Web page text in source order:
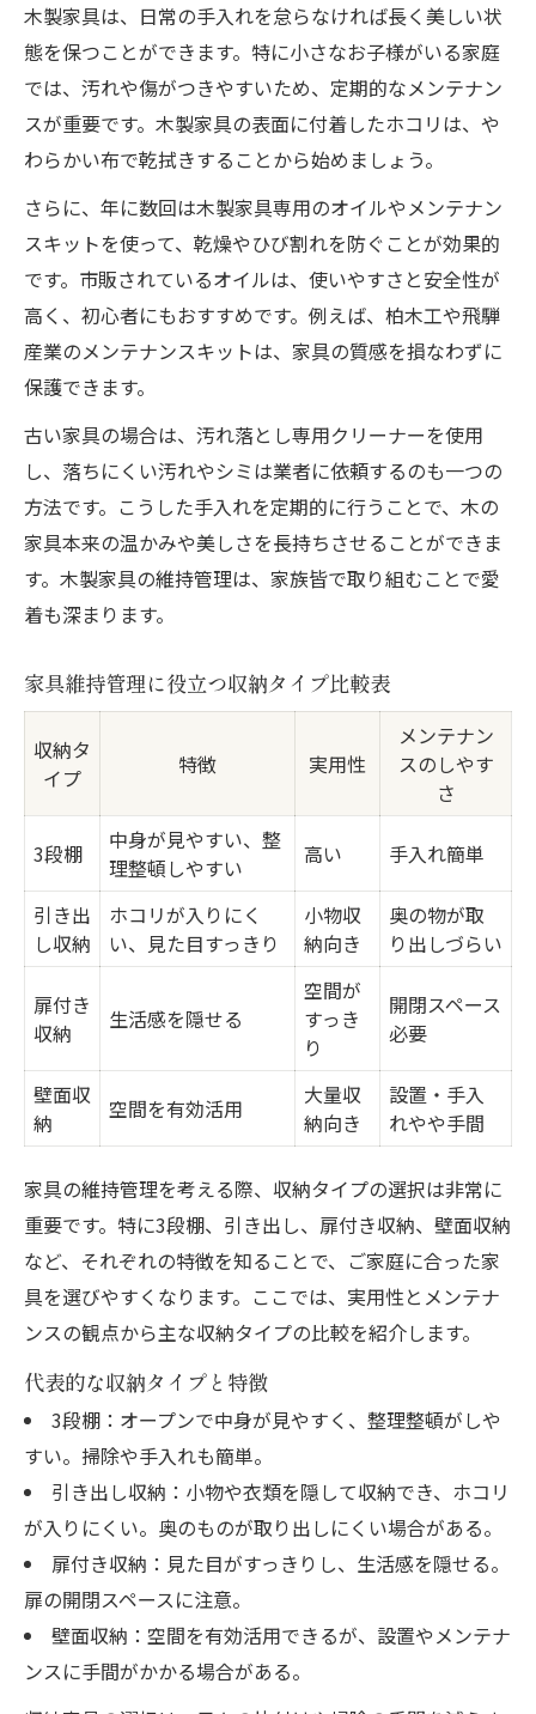
木製家具は、日常の手入れを怠らなければ長く美しい状
態を保つことができます。特に小さなお子様がいる家庭
では、汚れや傷がつきやすいため、定期的なメンテナン
スが重要です。木製家具の表面に付着したホコリは、や
わらかい布で乾拭きすることから始めましょう。
さらに、年に数回は木製家具専用のオイルやメンテナン
スキットを使って、乾燥やひび割れを防ぐことが効果的
です。市販されているオイルは、使いやすさと安全性が
高く、初心者にもおすすめです。例えば、柏木工や飛騨
産業のメンテナンスキットは、家具の質感を損なわずに
保護できます。
古い家具の場合は、汚れ落とし専用クリーナーを使用
し、落ちにくい汚れやシミは業者に依頼するのも一つの
方法です。こうした手入れを定期的に行うことで、木の
家具本来の温かみや美しさを長持ちさせることができま
す。木製家具の維持管理は、家族皆で取り組むことで愛
着も深まります。
家具維持管理に役立つ収納タイプ比較表
収納タ
イプ
特徴 実用性
メンテナン
スのしやす
さ
3段棚
中身が見やすい、整
理整頓しやすい
高い 手入れ簡単
引き出
し収納
ホコリが入りにく
い、見た目すっきり
小物収
納向き
奥の物が取
り出しづらい
扉付き
収納
生活感を隠せる
空間が
すっき
り
開閉スペース
必要
壁面収
納
空間を有効活用
大量収
納向き
設置・手入
れやや手間
家具の維持管理を考える際、収納タイプの選択は非常に
重要です。特に3段棚、引き出し、扉付き収納、壁面収納
など、それぞれの特徴を知ることで、ご家庭に合った家
具を選びやすくなります。ここでは、実用性とメンテナ
ンスの観点から主な収納タイプの比較を紹介します。
代表的な収納タイプと特徴
3段棚：オープンで中身が見やすく、整理整頓がしや
すい。掃除や手入れも簡単。
引き出し収納：小物や衣類を隠して収納でき、ホコリ
が入りにくい。奥のものが取り出しにくい場合がある。
扉付き収納：見た目がすっきりし、生活感を隠せる。
扉の開閉スペースに注意。
壁面収納：空間を有効活用できるが、設置やメンテナ
ンスに手間がかかる場合がある。